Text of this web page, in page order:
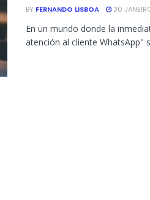
BY FERNANDO LISBOA 30
En un mundo donde la
atención al cliente WhatsApp"